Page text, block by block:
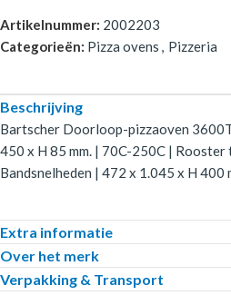
Artikelnummer: 2002203
Categorieën: Pizza ovens , Pizzeria
Beschrijving
Bartscher Doorloop-pizzaoven
450 x H 85 mm. | 70C-250C |
Bandsnelheden | 472 x 1.045 x H 400
Extra informatie
Over het merk
Verpakking & Transport